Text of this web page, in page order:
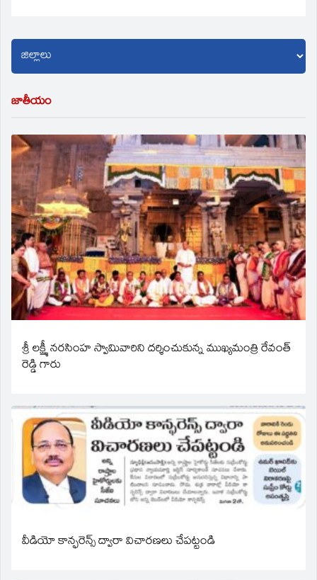
జాతీయం
శ్రీ లక్ష్మీ నరసింహ స్వామివారిని దర్శించుకున్న ముఖ్యమంత్రి రేవంత్
రెడ్డి గారు
వీడియో కాన్ఫరెన్స్ ద్వారా విచారణలు చేపట్టండి